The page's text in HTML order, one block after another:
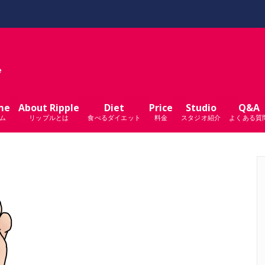
About Ripple
リップルとは
Diet
食べるダイエット
Price
料金
Studio
スタジオ紹介
Q&A
よくある質